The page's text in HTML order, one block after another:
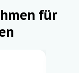
für